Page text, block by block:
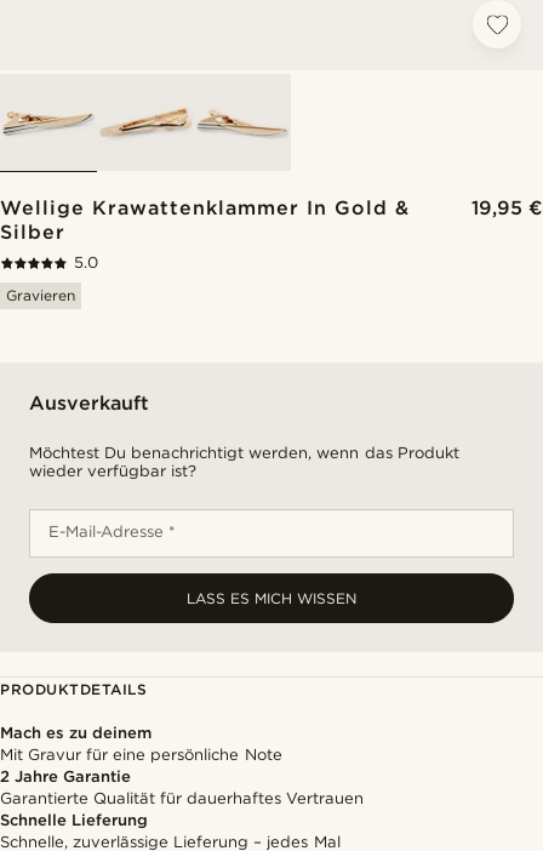
Wellige Krawattenklammer In Gold &
Silber
19,95 €
5.0
Gravieren
Ausverkauft
Möchtest Du benachrichtigt werden, wenn das Produkt
wieder verfügbar ist?
E-Mail-Adresse *
LASS ES MICH WISSEN
PRODUKTDETAILS
Mach es zu deinem
Mit Gravur für eine persönliche Note
2 Jahre Garantie
Garantierte Qualität für dauerhaftes Vertrauen
Schnelle Lieferung
Schnelle, zuverlässige Lieferung – jedes Mal